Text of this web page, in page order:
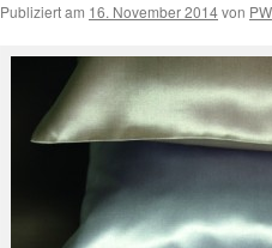
Publiziert am 16. November 2014von PW